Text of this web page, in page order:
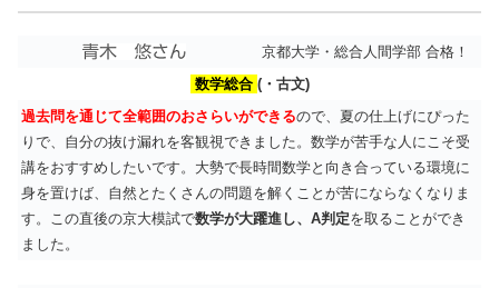
京都大学・総合人間学部 合格！
数学総合 (・古文)
過去問を通じて全範囲のおさらいができるので、夏の仕上げにぴった
りで、自分の抜け漏れを客観視できました。数学が苦手な人にこそ受
講をおすすめしたいです。大勢で長時間数学と向き合っている環境に
身を置けば、自然とたくさんの問題を解くことが苦にならなくなりま
す。この直後の京大模試で数学が大躍進し、A判定を取ることができ
ました。